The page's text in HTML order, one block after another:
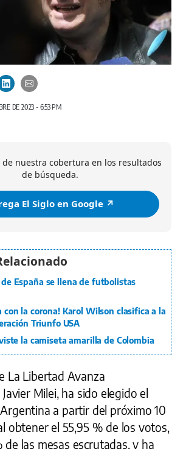
DE 2023 - 6:53 PM
de nuestra cobertura en los resultados
de búsqueda.
El Siglo en Google ↗️
de España se llena de futbolistas
con la corona! Karol Wilson clasifica a la
Triunfo USA
la camiseta amarilla de Colombia
La Libertad Avanza
Milei, ha sido elegido el
a partir del próximo 10
obtener el 55,95 % de los votos,
de las mesas escrutadas, y ha